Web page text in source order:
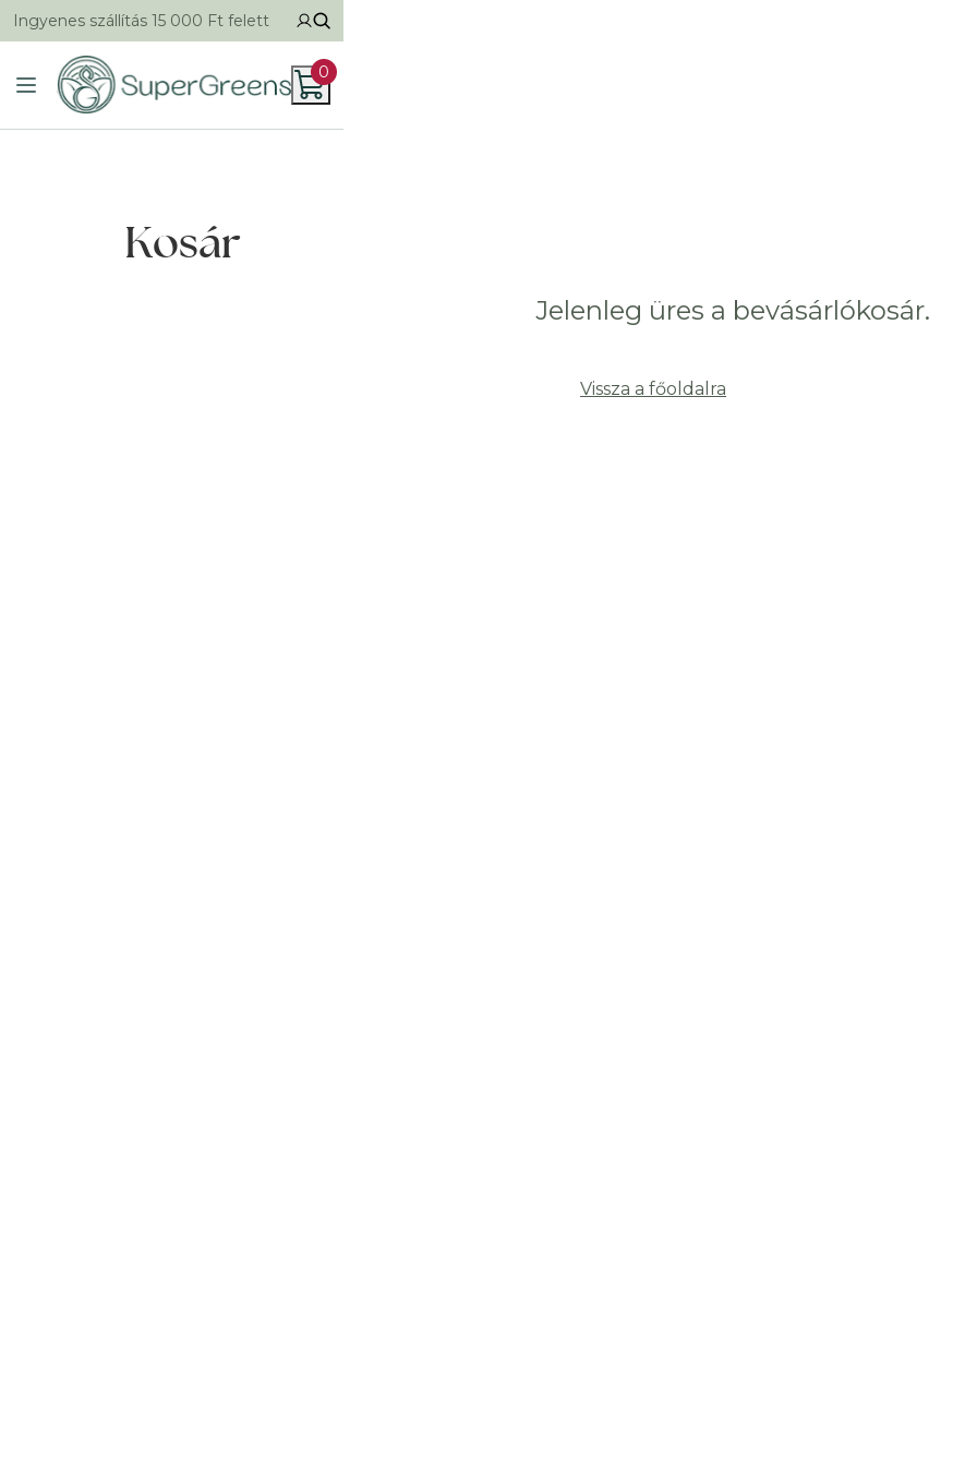
Ingyenes szállítás 15 000 Ft felett
0
Kosár
Jelenleg üres a bevásárlókosár.
Vissza a főoldalra